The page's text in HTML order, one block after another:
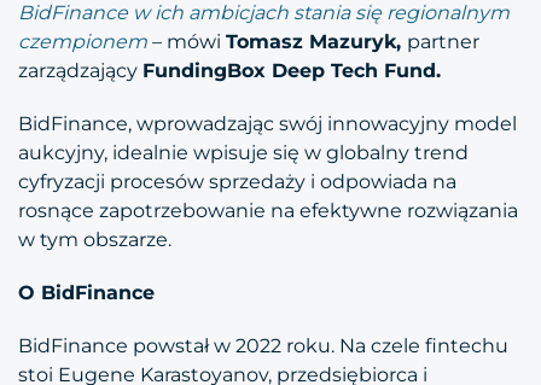
BidFinance w ich ambicjach stania się regionalnym
czempionem – mówi Tomasz Mazuryk, partner
zarządzający FundingBox Deep Tech Fund.
BidFinance, wprowadzając swój innowacyjny model
aukcyjny, idealnie wpisuje się w globalny trend
cyfryzacji procesów sprzedaży i odpowiada na
rosnące zapotrzebowanie na efektywne rozwiązania
w tym obszarze.
O BidFinance
BidFinance powstał w 2022 roku. Na czele fintechu
stoi Eugene Karastoyanov, przedsiębiorca i